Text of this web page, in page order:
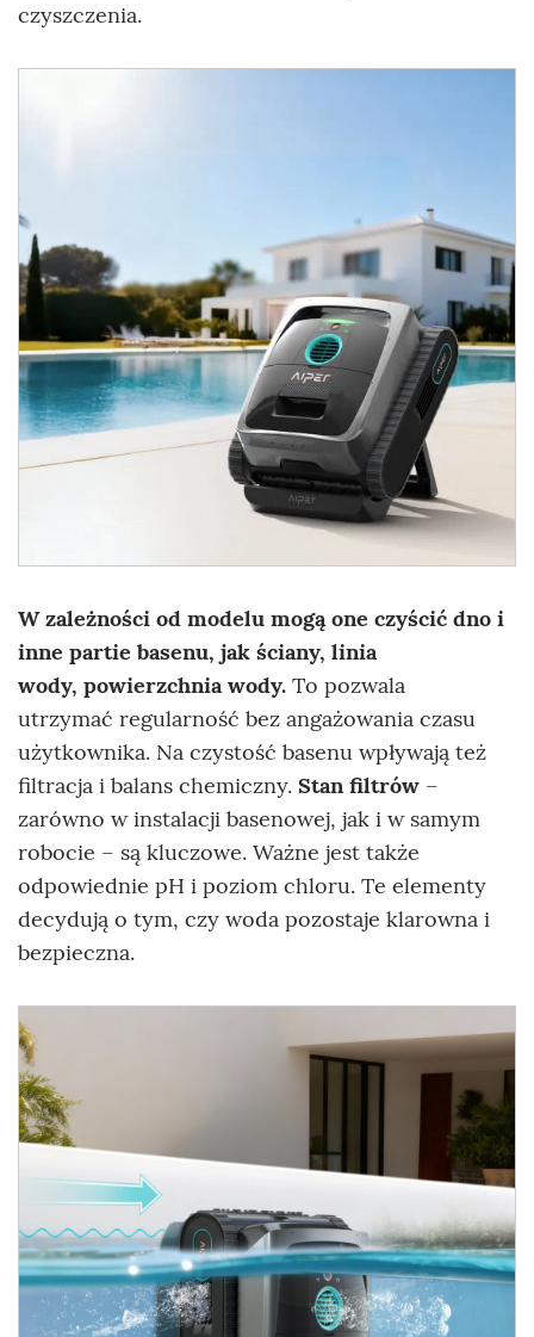
czyszczenia.
W zależności od modelu mogą one czyścić dno i
inne partie basenu, jak ściany, linia
wody, powierzchnia wody. To pozwala
utrzymać regularność bez angażowania czasu
użytkownika. Na czystość basenu wpływają też
filtracja i balans chemiczny. Stan filtrów –
zarówno w instalacji basenowej, jak i w samym
robocie – są kluczowe. Ważne jest także
odpowiednie pH i poziom chloru. Te elementy
decydują o tym, czy woda pozostaje klarowna i
bezpieczna.